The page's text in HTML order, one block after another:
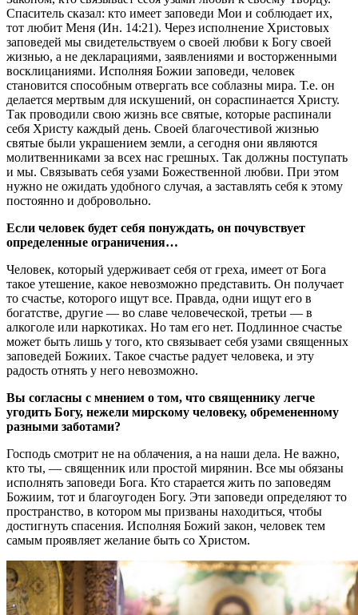
Спаситель сказал: кто имеет заповеди Мои и соблюдает их,
тот любит Меня (Ин. 14:21). Через исполнение Христовых
заповедей мы свидетельствуем о своей любви к Богу своей
жизнью, а не декларациями, заявлениями и восторженными
восклицаниями. Исполняя Божии заповеди, человек
становится способным отвергать все соблазны мира. Т.е. он
делается мертвым для искушений, он сораспинается Христу.
Так проводили свою жизнь все святые, которые распинали
себя Христу каждый день. Своей благочестивой жизнью
святые были украшением земли, а сегодня они являются
молитвенниками за всех нас грешных. Так должны поступать
и мы. Связывать себя узами Божественной любви. При этом
нужно не ожидать удобного случая, а заставлять себя к этому
постоянно и добровольно.
Если человек будет себя понуждать, он почувствует
определенные ограничения…
Человек, который удерживает себя от греха, имеет от Бога
такое утешение, какое невозможно представить. Он получает
то счастье, которого ищут все. Правда, одни ищут его в
богатстве, другие — во славе человеческой, третьи — в
алкоголе или наркотиках. Но там его нет. Подлинное счастье
может быть лишь у того, кто связывает себя узами священных
заповедей Божиих. Такое счастье радует человека, и эту
радость отнять у него невозможно.
Вы согласны с мнением о том, что священнику легче
угодить Богу, нежели мирскому человеку, обремененному
разными заботами?
Господь смотрит не на облачения, а на наши дела. Не важно,
кто ты, — священник или простой мирянин. Все мы обязаны
исполнять заповеди Бога. Кто старается жить по заповедям
Божиим, тот и благоугоден Богу. Эти заповеди определяют то
пространство, в котором мы призваны находиться, чтобы
достигнуть спасения. Исполняя Божий закон, человек тем
самым проявляет желание быть со Христом.